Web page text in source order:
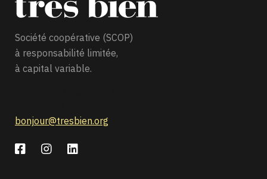
Société coopérative (SCOP)
à responsabilité limitée,
à capital variable.
bonjour@tresbien.org